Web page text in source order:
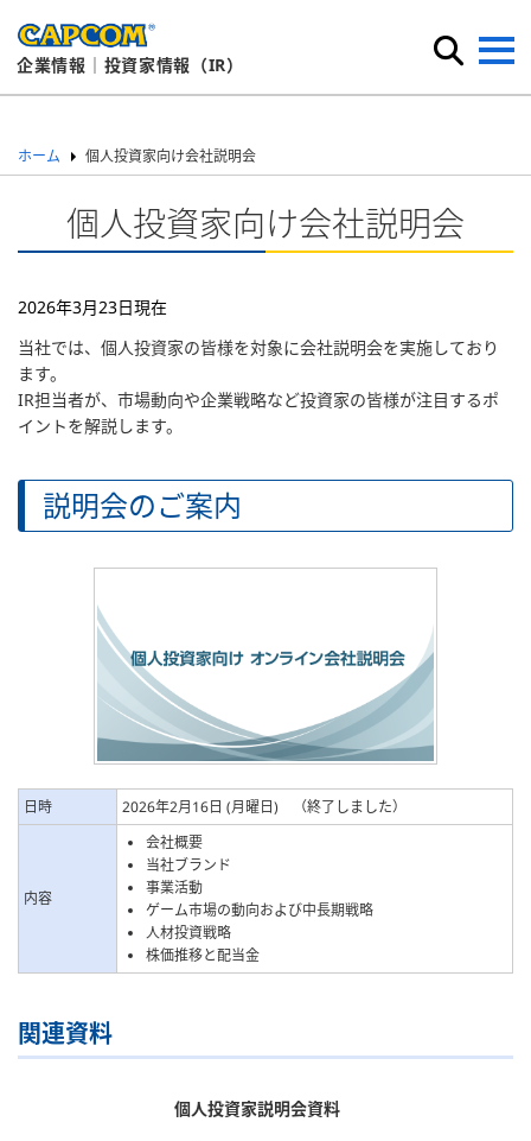
企業情報｜投資家情報（IR）
ホーム 個人投資家向け会社説明会
個人投資家向け会社説明会
2026年3月23日現在
当社では、個人投資家の皆様を対象に会社説明会を実施しており
ます。
IR担当者が、市場動向や企業戦略など投資家の皆様が注目するポ
イントを解説します。
説明会のご案内
日時 2026年2月16日 (月曜日) （終了しました）
内容
会社概要
当社ブランド
事業活動
ゲーム市場の動向および中長期戦略
人材投資戦略
株価推移と配当金
関連資料
個人投資家説明会資料